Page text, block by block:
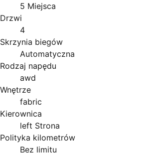
5 Miejsca
Drzwi
4
Skrzynia biegów
Automatyczna
Rodzaj napędu
awd
Wnętrze
fabric
Kierownica
left Strona
Polityka kilometrów
Bez limitu